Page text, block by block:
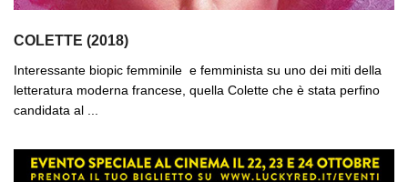
COLETTE (2018)
Interessante biopic femminile e femminista su uno dei miti della
letteratura moderna francese, quella Colette che è stata perfino
candidata al ...